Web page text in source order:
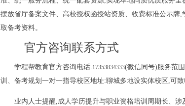
摆放省厅备案文件、高校授权函授站资质、收费标准公示
取备考资料。
官方咨询联系方式
学程帮教育官方咨询电话:17353834333(微信同号)服务范
训、备考规划一对一指导校区地址:聊城多地设实体校区,可
业内人士提醒,成人学历提升与职业资格培训周期长、